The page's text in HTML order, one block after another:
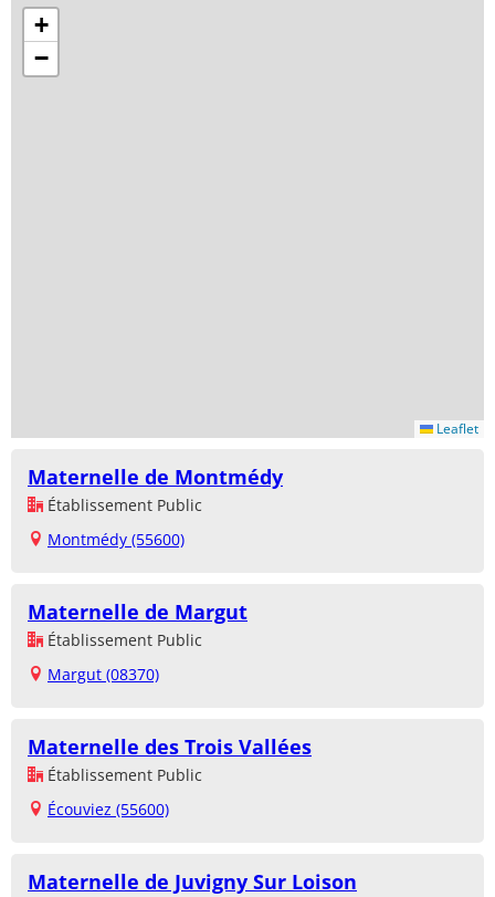
+
−
Leaflet
Maternelle de Montmédy
Établissement Public
Montmédy (55600)
Maternelle de Margut
Établissement Public
Margut (08370)
Maternelle des Trois Vallées
Établissement Public
Écouviez (55600)
Maternelle de Juvigny Sur Loison